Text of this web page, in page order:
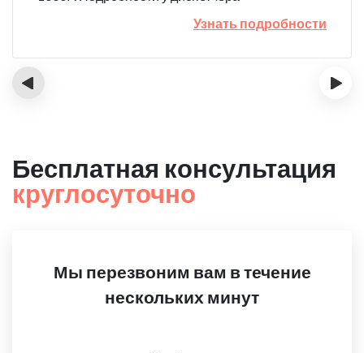
Узнать подробности
‹ ›
Бесплатная консультация
круглосуточно
Мы перезвоним вам в течение
нескольких минут